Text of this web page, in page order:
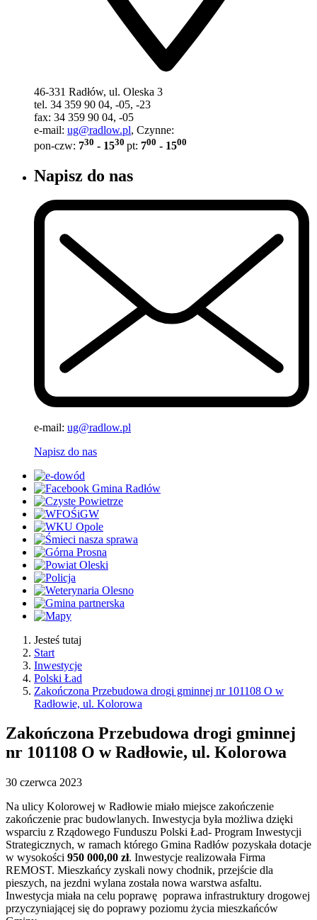
46-331 Radłów, ul. Oleska 3
tel. 34 359 90 04, -05, -23
fax: 34 359 90 04, -05
e-mail: ug@radlow.pl, Czynne:
pon-czw: 730 - 1530 pt: 700 - 1500
Napisz do nas
e-mail: ug@radlow.pl
Napisz do nas
Jesteś tutaj
Start
Inwestycje
Polski Ład
Zakończona Przebudowa drogi gminnej nr 101108 O w
Radłowie, ul. Kolorowa
Zakończona Przebudowa drogi gminnej
nr 101108 O w Radłowie, ul. Kolorowa
30 czerwca 2023
Na ulicy Kolorowej w Radłowie miało miejsce zakończenie
zakończenie prac budowlanych. Inwestycja była możliwa dzięki
wsparciu z Rządowego Funduszu Polski Ład- Program Inwestycji
Strategicznych, w ramach którego Gmina Radłów pozyskała dotacje
w wysokości 950 000,00 zł. Inwestycje realizowała Firma
REMOST. Mieszkańcy zyskali nowy chodnik, przejście dla
pieszych, na jezdni wylana została nowa warstwa asfaltu.
Inwestycja miała na celu poprawę poprawa infrastruktury drogowej
przyczyniającej się do poprawy poziomu życia mieszkańców